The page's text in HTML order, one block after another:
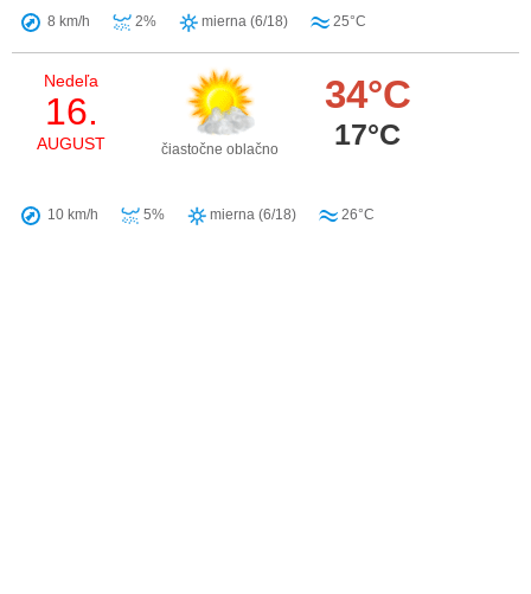
8 km/h 2% mierna (6/18) 25°C
Nedeľa
16.
AUGUST čiastočne oblačno
34°C
17°C
10 km/h 5% mierna (6/18) 26°C